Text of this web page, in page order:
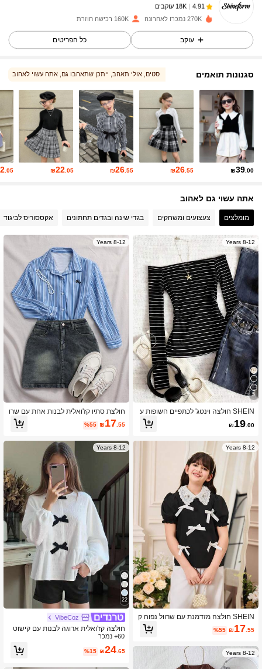
4.91 18K עוקבים
18K עוקבים
4.91 18K עוקבים
4.91 18K עוקבים
4.91 18K עוקבים
4.91 18K עוקבים
4.91 18K עוקבים
4.91 18K עוקבים
270K נמכרו לאחרונה 160K רכישה חוזרת
עוקב כל הפריטים
סגנונות תואמים סטים , אולי תאהב, ייתכן שתאהבו גם , אתה עשוי לאהוב
₪39.00
₪26.55
₪26 .55
₪22.05
.05
אתה עשוי גם לאהוב
מומלצים צעצועים ומשחקים בגדי שינה ובגדים תחתונים אקססוריס לביגוד
8-12 Years
5
SHEIN חולצה וינטג' לכתפיים חשופות ע
ם שרוול ארוך לבנות, טי-שירט צמודה בדו
גמת פסים, סגנון רטרו Y2K אופנתי ורב
מתנות חג, לאביב וקיץ
₪19.00
8-12 Years
SHEIN חולצה מזדמנת עם שרוול נפוח ק
₪17.55
%55
8-12 Years
8-12 Years
חולצת סתיו קז'ואלית לבנות אחת עם שרו
ולים ארוכים וצווארון מפוספס ורקמה גרפי
ת
₪17.55
%55
8-12 Years
22
VibeCoz
חולצה קז'ואלית ארוגה לבנות עם קישוט
פפיון
60+ נמכר
₪24.65
%15